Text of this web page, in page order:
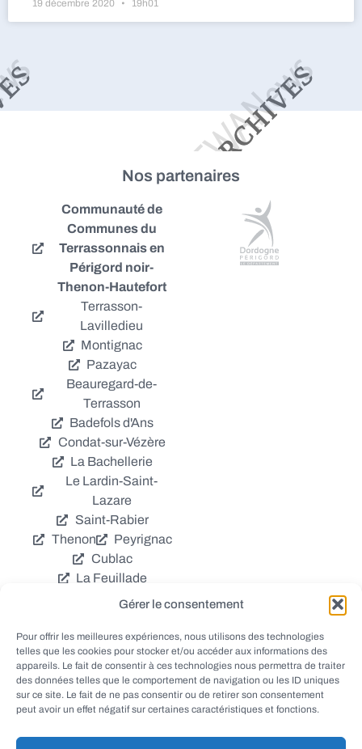
Gérer le consentement
Pour offrir les meilleures expériences, nous utilisons des technologies
telles que les cookies pour stocker et/ou accéder aux informations des
appareils. Le fait de consentir à ces technologies nous permettra de traiter
des données telles que le comportement de navigation ou les ID uniques
sur ce site. Le fait de ne pas consentir ou de retirer son consentement
peut avoir un effet négatif sur certaines caractéristiques et fonctions.
19 décembre 2020 19h01
Nos partenaires
Communauté de
Communes du
Terrassonnais en
Périgord noir-
Thenon-Hautefort
Terrasson-
Lavilledieu
Montignac
Pazayac
Beauregard-de-
Terrasson
Badefols d'Ans
Condat-sur-Vézère
La Bachellerie
Le Lardin-Saint-
Lazare
Saint-Rabier
Thenon
Peyrignac
Cublac
La Feuillade
Chavagnac
Coly
Grèzes
Aubas
Villac
Azerat
Ladornac
Tourtoirac